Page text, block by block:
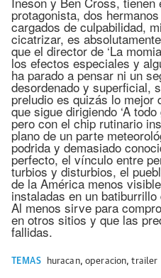
protagonista, dos
cargados de culpabilidad,
cicatrizar, es
que el director de ‘La
los efectos especiales y
ha parado a pensar ni un
desordenado y superficial,
preludio es quizás lo mejor
que sigue dirigiendo ‘A todo
pero con el chip rutinario
plano de un parte
podrida y demasiado
perfecto, el vínculo entre
turbios y disturbios, el
de la América menos
instaladas en un
Al menos sirve para
en otros sitios y que las
fallidas.
TEMAS huracan, operacion,trailer